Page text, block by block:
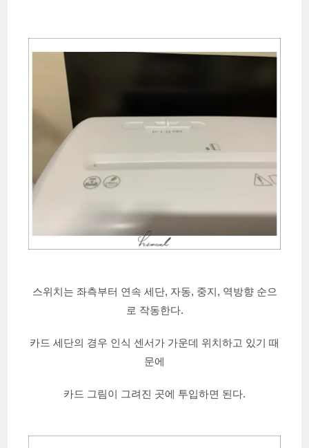
스위치는 좌측부터 연속 세단, 자동, 중지, 역방향 순으
로 작동한다.
카드 세단의 경우 인식 센서가 가운데 위치하고 있기 때
문에
카드 그림이 그려진 곳에 투입하면 된다.